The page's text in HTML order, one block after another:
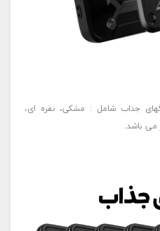
جذاب شامل : مشکی، نقره ای،
می باشد.